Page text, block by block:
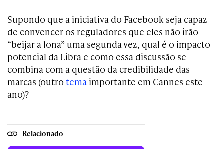
Supondo que a iniciativa do Facebook seja capaz
de convencer os reguladores que eles não irão
“beijar a lona” uma segunda vez, qual é o impacto
potencial da Libra e como essa discussão se
combina com a questão da credibilidade das
marcas (outro tema importante em Cannes este
ano)?
Relacionado